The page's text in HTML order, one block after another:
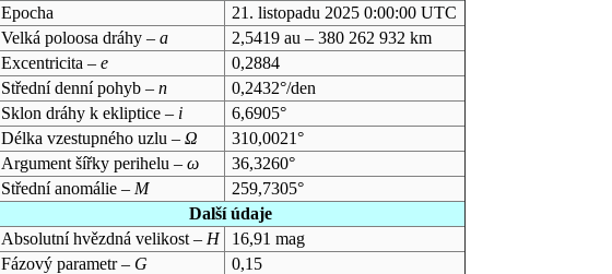
Epocha
21. listopadu 2025 0:00:00 UTC
Velká poloosa dráhy – a
2,5419 au – 380 262 932 km
Excentricita – e
0,2884
Střední denní pohyb – n
0,2432°/den
Sklon dráhy k ekliptice – i
6,6905°
Délka vzestupného uzlu – Ω
310,0021°
Argument šířky perihelu – ω
36,3260°
Střední anomálie – M
259,7305°
Další údaje
Absolutní hvězdná velikost – H
16,91 mag
Fázový parametr – G
0,15